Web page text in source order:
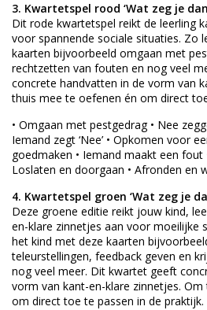
3. Kwartetspel rood ‘Wat zeg je
Dit rode kwartetspel reikt de leerling
voor spannende sociale situaties. Zo
kaarten bijvoorbeeld omgaan met
rechtzetten van fouten en nog veel
concrete handvatten in de vorm van
thuis mee te oefenen én om direct
• Omgaan met pestgedrag • Nee
Iemand zegt ‘Nee’ • Opkomen voor
goedmaken • Iemand maakt een fout
Loslaten en doorgaan • Afronden en
4. Kwartetspel groen ‘Wat zeg je
Deze groene editie reikt jouw kind,
en-klare zinnetjes aan voor moeilijke
het kind met deze kaarten
teleurstellingen, feedback geven en
nog veel meer. Dit kwartet geeft
vorm van kant-en-klare zinnetjes.
om direct toe te passen in de praktijk.